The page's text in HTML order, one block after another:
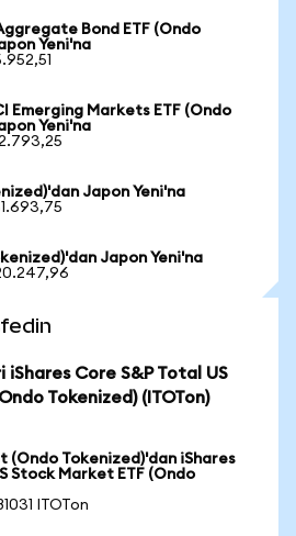
Bond ETF (Ondo
Yeni'na
Emerging Markets ETF (Ondo
Yeni'na
Japon Yeni'na
Japon Yeni'na
Core S&P Total US
Tokenized) (ITOTon)
(Ondo Tokenized)'dan iShares
Stock Market ETF (Ondo
ITOTon